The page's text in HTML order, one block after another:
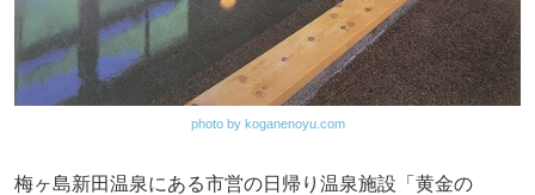
photo by koganenoyu.com
梅ヶ島新田温泉にある市営の日帰り温泉施設「黄金の